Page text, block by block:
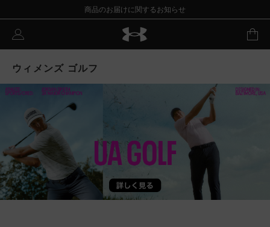
商品のお届けに関するお知らせ
ウィメンズ ゴルフ